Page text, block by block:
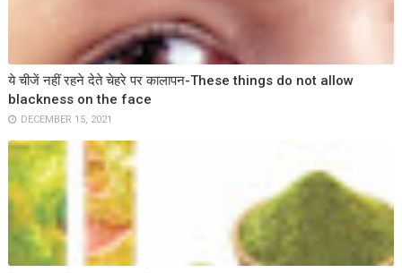
ये चीजें नहीं रहने देते चेहरे पर कालापन-These things do not allow
blackness on the face
DECEMBER 15, 2021